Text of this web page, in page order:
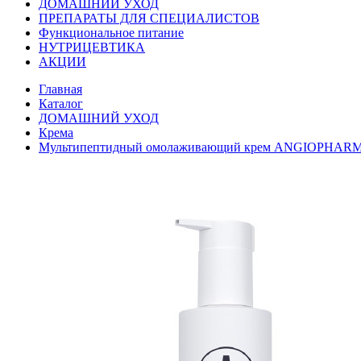
ДОМАШНИЙ УХОД
ПРЕПАРАТЫ ДЛЯ СПЕЦИАЛИСТОВ
Функциональное питание
НУТРИЦЕВТИКА
АКЦИИ
Главная
Каталог
ДОМАШНИЙ УХОД
Крема
Мультипептидный омолаживающий крем